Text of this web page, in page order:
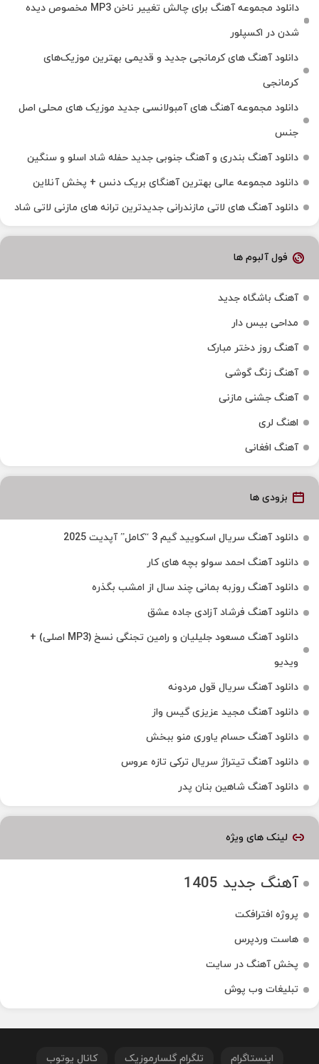
دانلود مجموعه آهنگ برای چالش تغییر ناخن MP3 مخصوص دیده
شدن در اکسپلور
دانلود آهنگ‌ های کرمانجی جدید و قدیمی بهترین موزیک‌های
کرمانجی
دانلود مجموعه آهنگ های آمبولانسی جدید موزیک های محلی اصل
جنس
دانلود آهنگ بندری و آهنگ جنوبی جدید حفله شاد اسلو و سنگین
دانلود مجموعه عالی بهترین آهنگای بریک دنس + پخش آنلاین
دانلود آهنگ‌ های لاتی مازندرانی جدیدترین ترانه های مازنی لاتی شاد
فول آلبوم ها
آهنگ باشگاه جدید
مداحی بیس دار
آهنگ روز دختر مبارک
آهنگ زنگ گوشی
آهنگ جشنی مازنی
اهنگ لری
آهنگ افغانی
بزودی ها
دانلود آهنگ سریال اسکویید گیم 3 “کامل” آپدیت 2025
دانلود آهنگ احمد سولو بچه های کار
دانلود آهنگ روزبه بمانی چند سال از امشب بگذره
دانلود آهنگ فرشاد آزادی جاده عشق
دانلود آهنگ مسعود جلیلیان و رامین تجنگی نسخ (MP3 اصلی) +
ویدیو
دانلود آهنگ سریال قول مردونه
دانلود آهنگ مجید عزیزی گیس واز
دانلود آهنگ حسام یاوری منو ببخش
دانلود آهنگ تیتراژ سریال ترکی تازه عروس
دانلود آهنگ شاهین بنان پدر
لینک های ویژه
آهنگ جدید 1405
پروژه افترافکت
هاست وردپرس
پخش آهنگ در سایت
تبلیغات وب پوش
اینستاگرام تلگرام گلسارموزیک کانال یوتوب